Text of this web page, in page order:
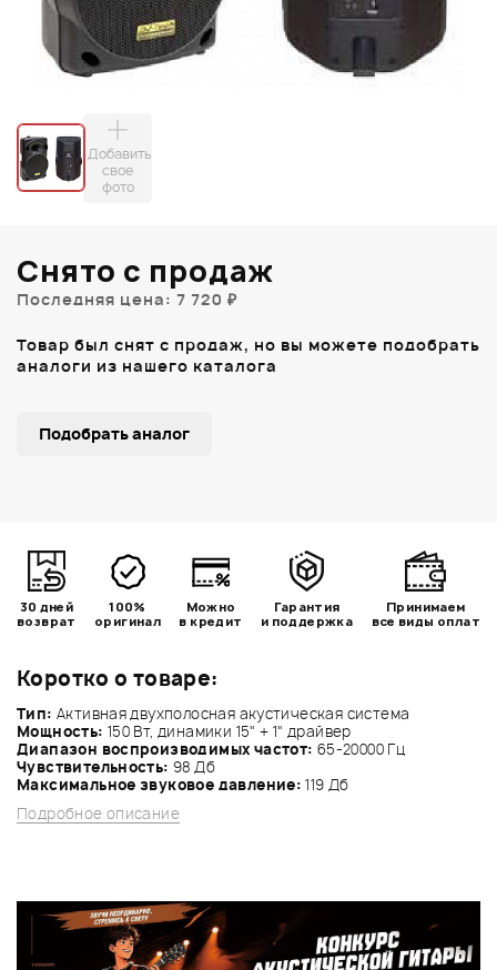
Добавить
свое
фото
Коротко о товаре:
Тип: Активная двухполосная акустическая система
Мощность: 150 Вт, динамики 15" + 1" драйвер
Диапазон воспроизводимых частот: 65-20000 Гц
Чувствительность: 98 Дб
Максимальное звуковое давление: 119 Дб
Подробное описание
Снято с продаж
Последняя цена: 7 720 ₽
Товар был снят с продаж, но вы можете подобрать
аналоги из нашего каталога
Подобрать аналог
30 дней
возврат
100%
оригинал
Можно
в кредит
Гарантия
и поддержка
Принимаем
все виды оплат